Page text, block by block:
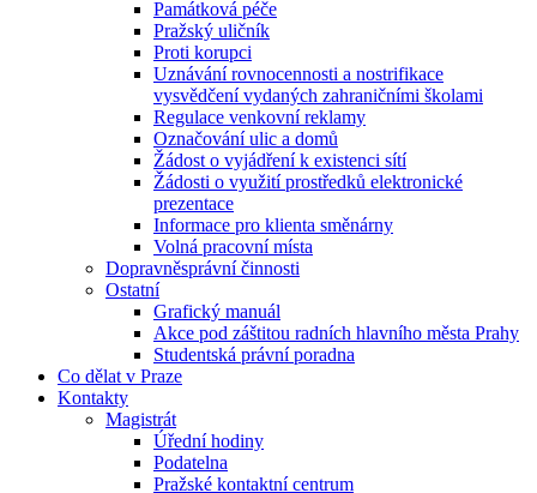
Památková péče
Pražský uličník
Proti korupci
Uznávání rovnocennosti a nostrifikace
vysvědčení vydaných zahraničními školami
Regulace venkovní reklamy
Označování ulic a domů
Žádost o vyjádření k existenci sítí
Žádosti o využití prostředků elektronické
prezentace
Informace pro klienta směnárny
Volná pracovní místa
Dopravněsprávní činnosti
Ostatní
Grafický manuál
Akce pod záštitou radních hlavního města Prahy
Studentská právní poradna
Co dělat v Praze
Kontakty
Magistrát
Úřední hodiny
Podatelna
Pražské kontaktní centrum